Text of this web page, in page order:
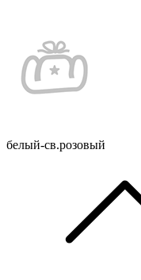
белый-св.розовый